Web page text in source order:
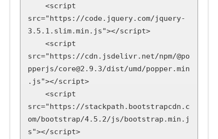
src="https://code.jquery.com/jquery-
3.5.1.slim.min.js"></script>
src="https://cdn.jsdelivr.net/npm/@po
pperjs/core@2.9.3/dist/umd/popper.min
.js"></script>
src="https://stackpath.bootstrapcdn.c
om/bootstrap/4.5.2/js/bootstrap.min.j
s"></script>